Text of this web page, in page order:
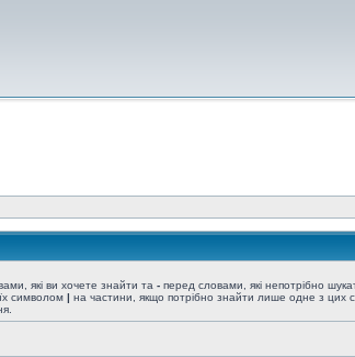
які ви хочете знайти та - перед словами, які непотрібно
символом | на частини, якщо потрібно знайти лише одне з цих